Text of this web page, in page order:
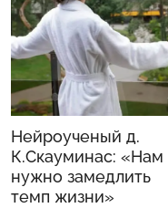
Нейроученый д.
К.Скауминас: «Нам
нужно замедлить
темп жизни»